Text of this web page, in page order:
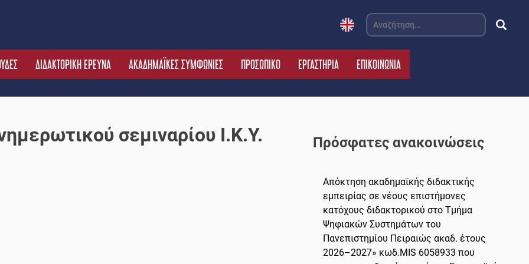
Αναζήτηση
για:
ΔΙΔΑΚΤΟΡΙΚΗ ΕΡΕΥΝΑ ΑΚΑΔΗΜΑΪΚΕΣ ΣΥΜΦΩΝΙΕΣ ΠΡΟΣΩΠΙΚΟ ΕΡΓΑΣΤΗΡΙΑ ΕΠΙΚΟΙΝΩΝΙΑ
σεμιναρίου Ι.Κ.Υ. Πρόσφατες ανακοινώσεις
Απόκτηση ακαδημαϊκής διδακτικής
εμπειρίας σε νέους επιστήμονες
κατόχους διδακτορικού στο Τμήμα
Ψηφιακών Συστημάτων του
Πανεπιστημίου Πειραιώς ακαδ. έτους
2026–2027» κωδ.MIS 6058933 που